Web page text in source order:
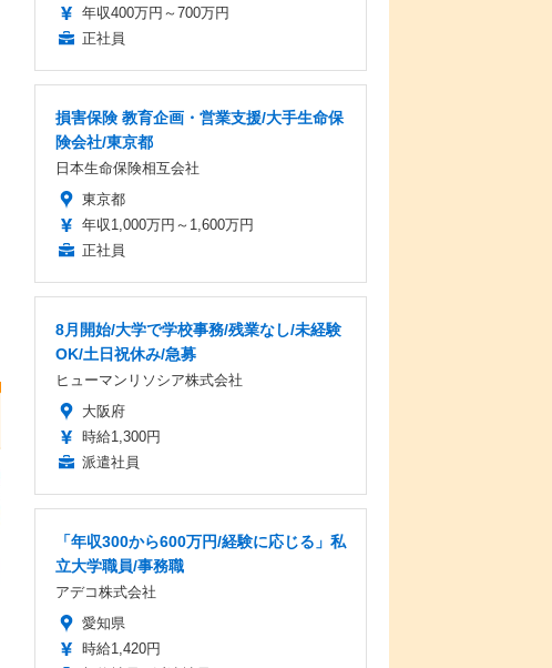
年収400万円～700万円
正社員
損害保険 教育企画・営業支援/大手生命保
険会社/東京都
日本生命保険相互会社
東京都
年収1,000万円～1,600万円
正社員
8月開始/大学で学校事務/残業なし/未経験
OK/土日祝休み/急募
ヒューマンリソシア株式会社
大阪府
時給1,300円
派遣社員
「年収300から600万円/経験に応じる」私
立大学職員/事務職
アデコ株式会社
愛知県
時給1,420円